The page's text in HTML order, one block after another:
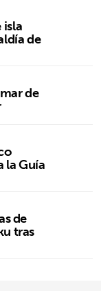
de
de
la Guía
de
tras